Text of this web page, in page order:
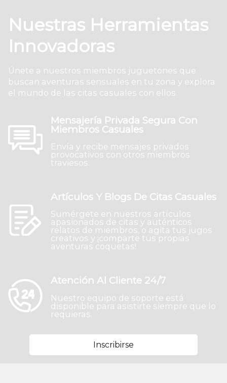
Nuestras Herramientas
Innovadoras
Únete a nuestros miembros juguetones que
buscan aventuras sensuales en tu zona y explora
el mundo de las citas casuales con ellos.
Mensajería Privada Segura Con
Miembros Casuales
Envía y recibe mensajes privados
provocativos con otros miembros
traviesos.
Artículos Y Blogs De Citas Casuales
Sumérgete en nuestros artículos
apasionados de citas y auténticos
relatos de miembros, o agita tus jugos
creativos y ¡comparte tus propias
aventuras coquetas!
Atención Al Cliente 24/7
Nuestro equipo de soporte está
disponible para asistirte siempre que lo
requieras.
Inscribirse